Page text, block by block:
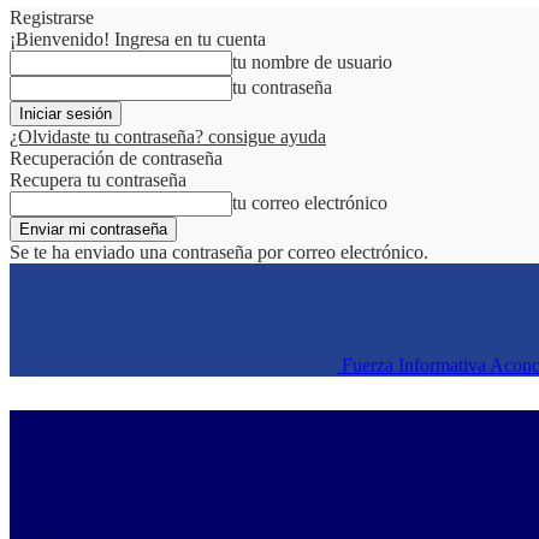
Registrarse
¡Bienvenido! Ingresa en tu cuenta
tu nombre de usuario
tu contraseña
¿Olvidaste tu contraseña? consigue ayuda
Recuperación de contraseña
Recupera tu contraseña
tu correo electrónico
Se te ha enviado una contraseña por correo electrónico.
Fuerza Informativa